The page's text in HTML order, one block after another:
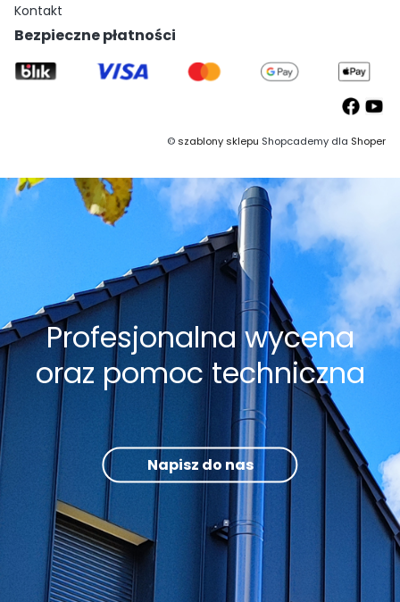
Kontakt
Bezpieczne płatności
©szablony sklepu Shopcademy dla Shoper
Profesjonalna wycena
oraz pomoc techniczna
Napisz do nas